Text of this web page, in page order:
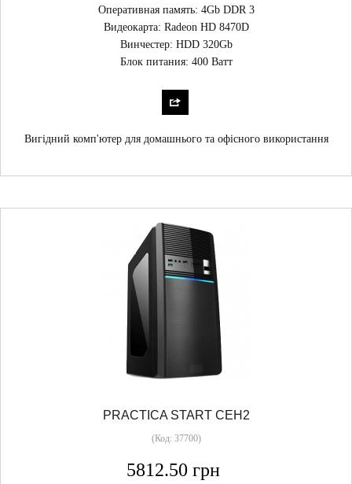
Оперативная память: 4Gb DDR 3
Видеокарта: Radeon HD 8470D
Винчестер: HDD 320Gb
Блок питания: 400 Ватт
Вигідний комп'ютер для домашнього та офісного використання
PRACTICA START CEH2
(Код: 37700)
5812.50 грн